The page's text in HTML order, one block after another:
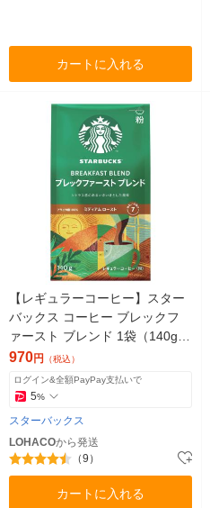
カートに入れる
【レギュラーコーヒー】スター
バックス コーヒー ブレックフ
ァースト ブレンド 1袋（140g）
ネスレ日本
970円 （税込）
ログイン&全額PayPay支払いで
5%
スターバックス
LOHACOから発送
（9）
カートに入れる